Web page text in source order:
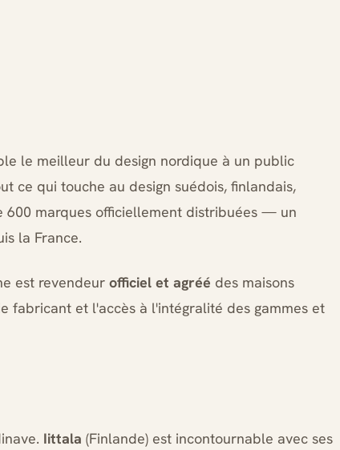
le meilleur du design nordique à un public
ce qui touche au design suédois, finlandais,
600 marques officiellement distribuées — un
la France.
est revendeur officiel et agréé des maisons
fabricant et l'accès à l'intégralité des gammes et
Iittala (Finlande) est incontournable avec ses